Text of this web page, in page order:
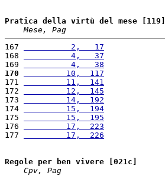
Pratica della virtù del mese [119]
Mese, Pag
167
          2,   17
168
          4,   37
169
          4,   38
170
         10,  117
171
         11,  141
172
         12,  145
173
         14,  192
174
         15,  194
175
         15,  195
176
         17,  223
177
         17,  226
Regole per ben vivere [021c]
Cpv, Pag